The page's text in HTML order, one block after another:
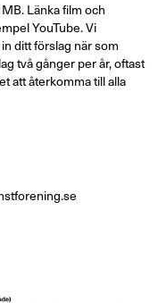
Länka film och
YouTube. Vi
ditt förslag när som
två gånger per år, oftast
att återkomma till alla